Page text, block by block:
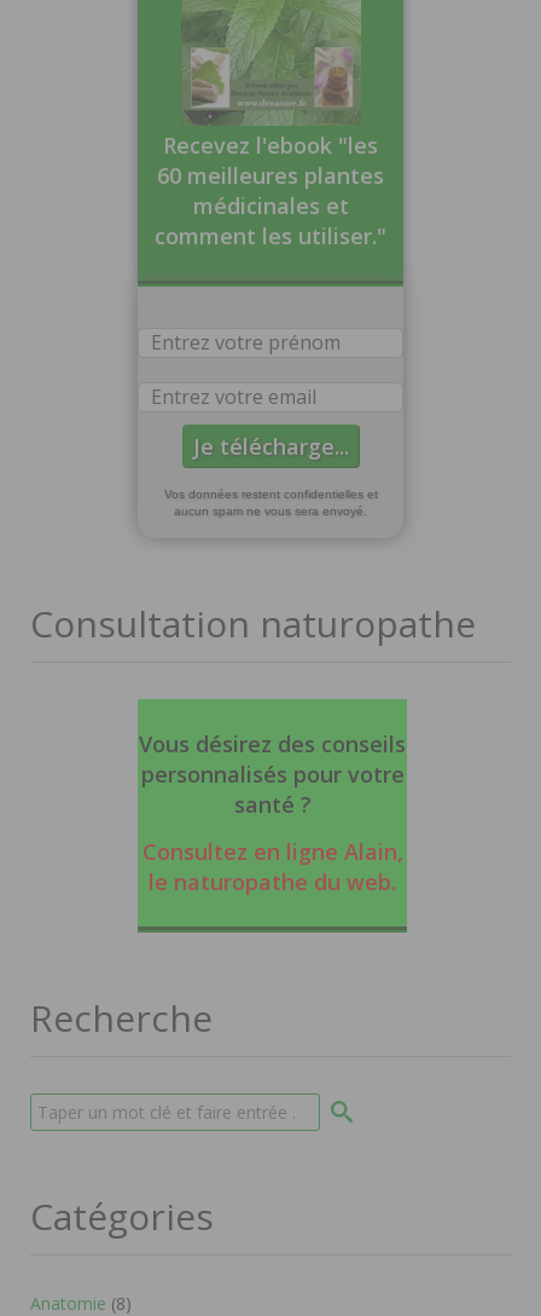
Recevez l'ebook "les
60 meilleures plantes
médicinales et
comment les utiliser."
Vos données restent confidentielles et
aucun spam ne vous sera envoyé.
Consultation naturopathe
Vous désirez des conseils
personnalisés pour votre
santé ?
Consultez en ligne Alain,
le naturopathe du web.
Recherche
Catégories
Anatomie (8)